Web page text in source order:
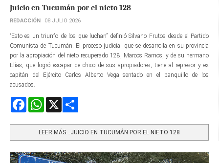
Juicio en Tucumán por el nieto 128
REDACCIÓN 08 JULIO 2026
“Esto es un triunfo de los que luchan” definió Silvano Frutos desde el Partido
Comunista de Tucumán. El proceso judicial que se desarrolla en su provincia
por la apropiación del nieto recuperado 128, Marcos Ramos, y de su hermano
Elías, que logró escapar de chico de sus apropiadores, tiene al represor y ex
capitán del Ejército Carlos Alberto Vega sentado en el banquillo de los
acusados.
FacebookWhatsApp
LEER MÁS…JUICIO EN TUCUMÁN POR EL NIETO 128